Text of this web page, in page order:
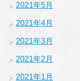
2021年5月
2021年4月
2021年3月
2021年2月
2021年1月